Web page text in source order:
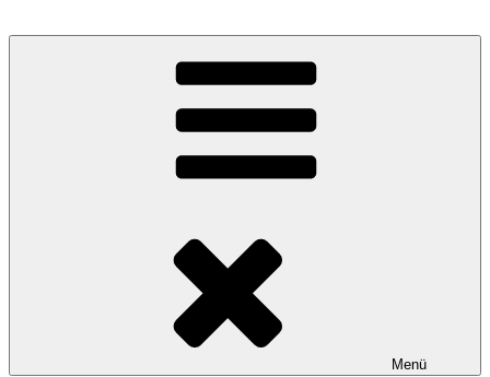
COUNTRYHOME
Wo die (Country-) Musik Zuhause ist
Menü